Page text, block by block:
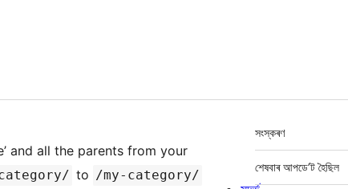
and all the parents from your
to /my-category/
মেটা
সংস্কৰণ
শেষবাৰ আপডে’ট হৈছিল